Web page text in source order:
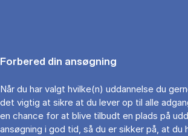
Forbered din ansøgning
Når du har valgt hvilke(n) uddannelse du
det vigtig at sikre at du lever op til alle
en chance for at blive tilbudt en plads på
ansøgning i god tid, så du er sikker på, at du